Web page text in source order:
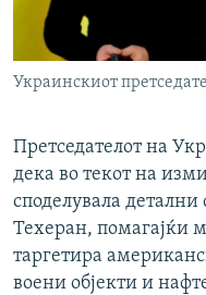
Украинскиот
Претседателот на
дека во текот на
споделувала
Техеран, помагајќи
таргетира
воени објекти и